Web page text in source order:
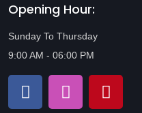
Opening Hour:
Sunday To Thursday
9:00 AM - 06:00 PM